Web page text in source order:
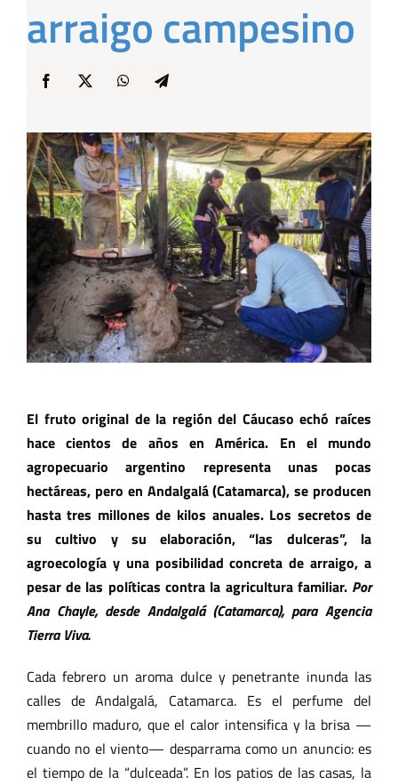
… y Cigarras
arraigo campesino
El fruto original de la región del Cáucaso echó raíces
hace cientos de años en América. En el mundo
agropecuario argentino representa unas pocas
hectáreas, pero en Andalgalá (Catamarca), se producen
hasta tres millones de kilos anuales. Los secretos de
su cultivo y su elaboración, “las dulceras”, la
agroecología y una posibilidad concreta de arraigo, a
pesar de las políticas contra la agricultura familiar. Por
Ana Chayle, desde Andalgalá (Catamarca), para Agencia
Tierra Viva.
Cada febrero un aroma dulce y penetrante inunda las
calles de Andalgalá, Catamarca. Es el perfume del
membrillo maduro, que el calor intensifica y la brisa —
cuando no el viento— desparrama como un anuncio: es
el tiempo de la “dulceada”. En los patios de las casas, la